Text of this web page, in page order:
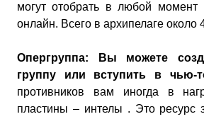
могут отобрать в любой
онлайн. Всего в архипелаге около
Опергруппа: Вы можете
группу или вступить в чью-
противников вам иногда в
пластины – интелы . Это ресурс